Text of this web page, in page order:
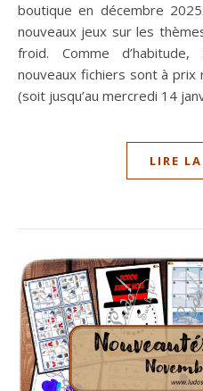
boutique en décembre
nouveaux jeux sur les
froid. Comme
nouveaux fichiers sont à prix
(soit jusqu’au mercredi 14
LIRE